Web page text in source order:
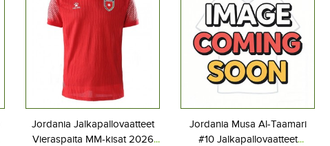
Jordania Jalkapallovaatteet
Vieraspaita MM-kisat 2026
Jordania Musa Al-Taamari
#10 Jalkapallovaatteet